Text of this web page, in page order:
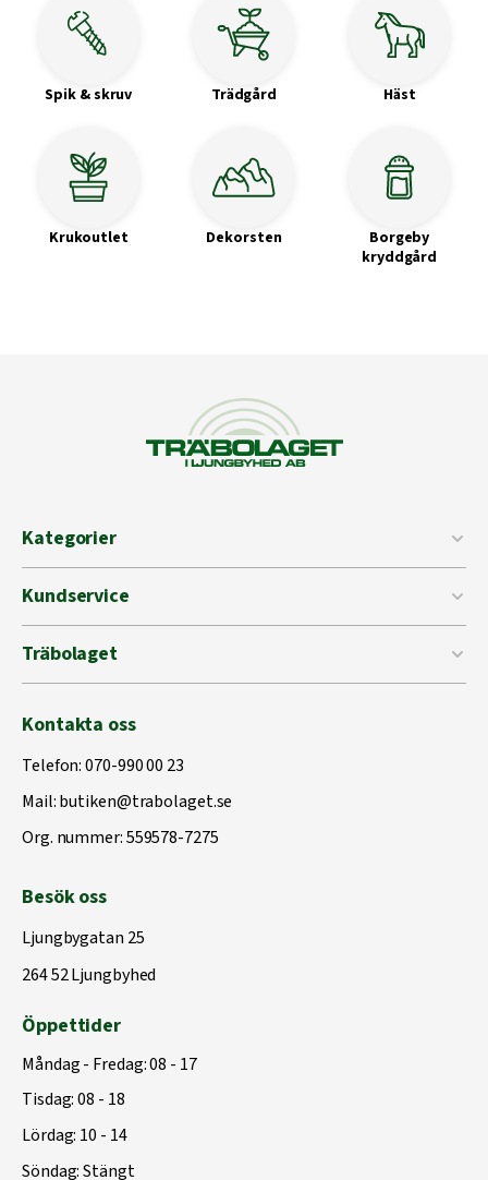
Spik & skruv Trädgård Häst
Krukoutlet Dekorsten
Borgeby
kryddgård
Kategorier
Kundservice
Träbolaget
Kontakta oss
Telefon:070-990 00 23
Mail:butiken@trabolaget.se
Org. nummer: 559578-7275
Besök oss
Ljungbygatan 25
264 52 Ljungbyhed
Öppettider
Måndag - Fredag: 08 - 17
Tisdag: 08 - 18
Lördag: 10 - 14
Söndag: Stängt